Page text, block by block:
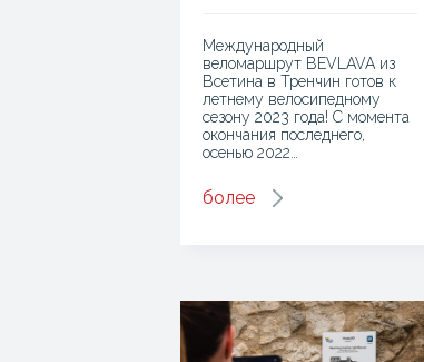
Международный
веломаршрут BEVLAVA из
Всетина в Тренчин готов к
летнему велосипедному
сезону 2023 года! С момента
окончания последнего,
осенью 2022…
более